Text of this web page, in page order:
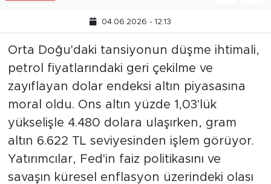
04.06.2026 - 12:13
Orta Doğu'daki tansiyonun düşme ihtimali,
petrol fiyatlarındaki geri çekilme ve
zayıflayan dolar endeksi altın piyasasına
moral oldu. Ons altın yüzde 1,03'lük
yükselişle 4.480 dolara ulaşırken, gram
altın 6.622 TL seviyesinden işlem görüyor.
Yatırımcılar, Fed'in faiz politikasını ve
savaşın küresel enflasyon üzerindeki olası